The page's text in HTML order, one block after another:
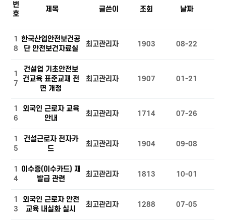
번
호
제목 글쓴이 조회 날짜
1
8
한국산업안전보건공
단 안전보건자료실
최고관리자 1903 08-22
1
7
건설업 기초안전보
건교육 표준교재 전
면 개정
최고관리자 1907 01-21
1
6
외국인 근로자 교육
안내
최고관리자 1714 07-26
1
5
건설근로자 전자카
드
최고관리자 1904 09-08
1
4
이수증(이수카드) 재
발급 관련
최고관리자 1813 10-01
1
3
외국인 근로자 안전
교육 내실화 실시
최고관리자 1288 07-05